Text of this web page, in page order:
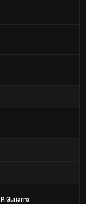
P. Guijarro